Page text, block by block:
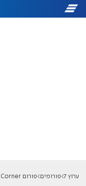
ערוץ 7 פורומים פורום The English Corner